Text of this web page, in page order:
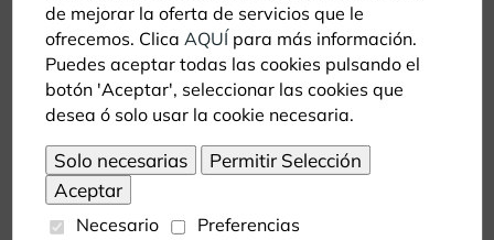
de mejorar la oferta de servicios que le
ofrecemos. Clica AQUÍ para más información.
Puedes aceptar todas las cookies pulsando el
botón 'Aceptar', seleccionar las cookies que
desea ó solo usar la cookie necesaria.
Necesario
Preferencias